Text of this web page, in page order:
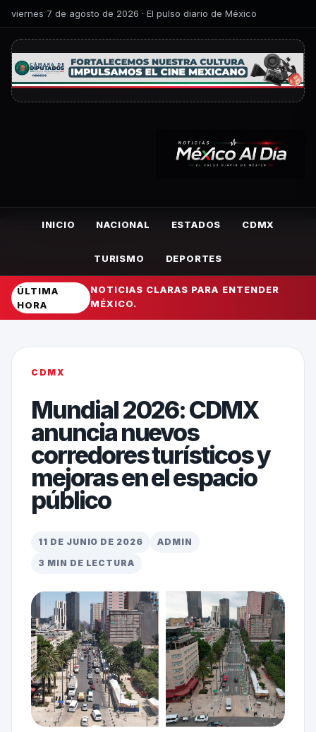
viernes 7 de agosto de 2026 · El pulso diario de México
INICIO NACIONAL ESTADOS CDMX
TURISMO DEPORTES
ÚLTIMA
HORA
NOTICIAS CLARAS PARA ENTENDER
MÉXICO.
CDMX
Mundial 2026: CDMX
anuncia nuevos
corredores turísticos y
mejoras en el espacio
público
11 DE JUNIO DE 2026
ADMIN
3 MIN DE LECTURA